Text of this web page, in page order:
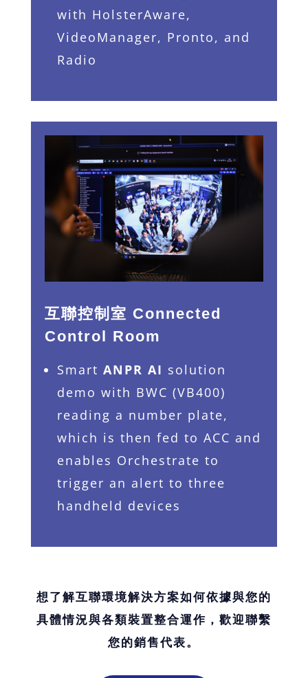
with HolsterAware,
VideoManager, Pronto, and
Radio
互聯控制室 Connected
Control Room
Smart ANPR AI solution
demo with BWC (VB400)
reading a number plate,
which is then fed to ACC and
enables Orchestrate to
trigger an alert to three
handheld devices
想了解互聯環境解決方案如何依據與您的
具體情況與各類裝置整合運作，歡迎聯繫
您的銷售代表。